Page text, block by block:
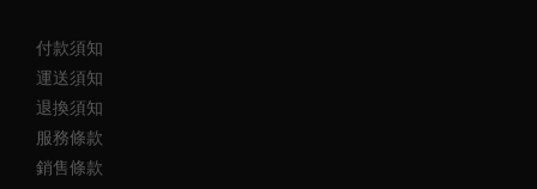
付款須知
運送須知
退換須知
服務條款
銷售條款